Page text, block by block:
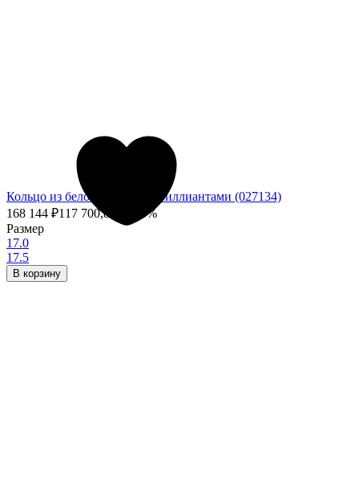
Кольцо из белого золота с бриллиантами (027134)
168 144 ₽117 700,80
- 30%
Размер
17.0
17.5
В корзину